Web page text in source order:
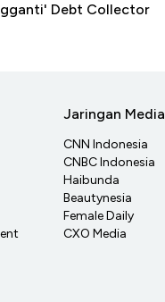
Debt Collector
Jaringan Media
CNN Indonesia
CNBC Indonesia
Haibunda
Beautynesia
Female Daily
CXO Media